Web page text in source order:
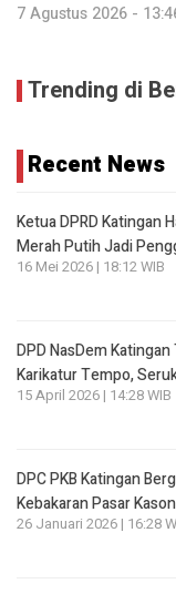
7 Agustus 2026 -
Trending di
Recent News
Ketua DPRD Katingan
Merah Putih Jadi
16 Mei 2026 | 18:12 WIB
DPD NasDem
Karikatur Tempo,
15 April 2026 | 14:28 WIB
DPC PKB Katingan
Kebakaran Pasar
26 Januari 2026 | 16:28